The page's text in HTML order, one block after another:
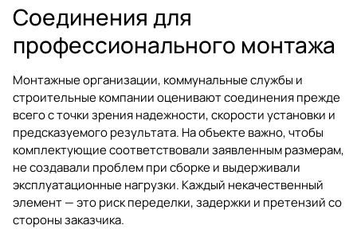
Соединения для
профессионального монтажа
Монтажные организации, коммунальные службы и
строительные компании оценивают соединения прежде
всего с точки зрения надежности, скорости установки и
предсказуемого результата. На объекте важно, чтобы
комплектующие соответствовали заявленным размерам,
не создавали проблем при сборке и выдерживали
эксплуатационные нагрузки. Каждый некачественный
элемент — это риск переделки, задержки и претензий со
стороны заказчика.